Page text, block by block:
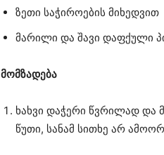
ზეთი საჭიროების მიხედვით
მარილი და შავი დაფქული
მომზადება
ხახვი დაჭერი წვრილად და
წუთი, სანამ სითხე არ